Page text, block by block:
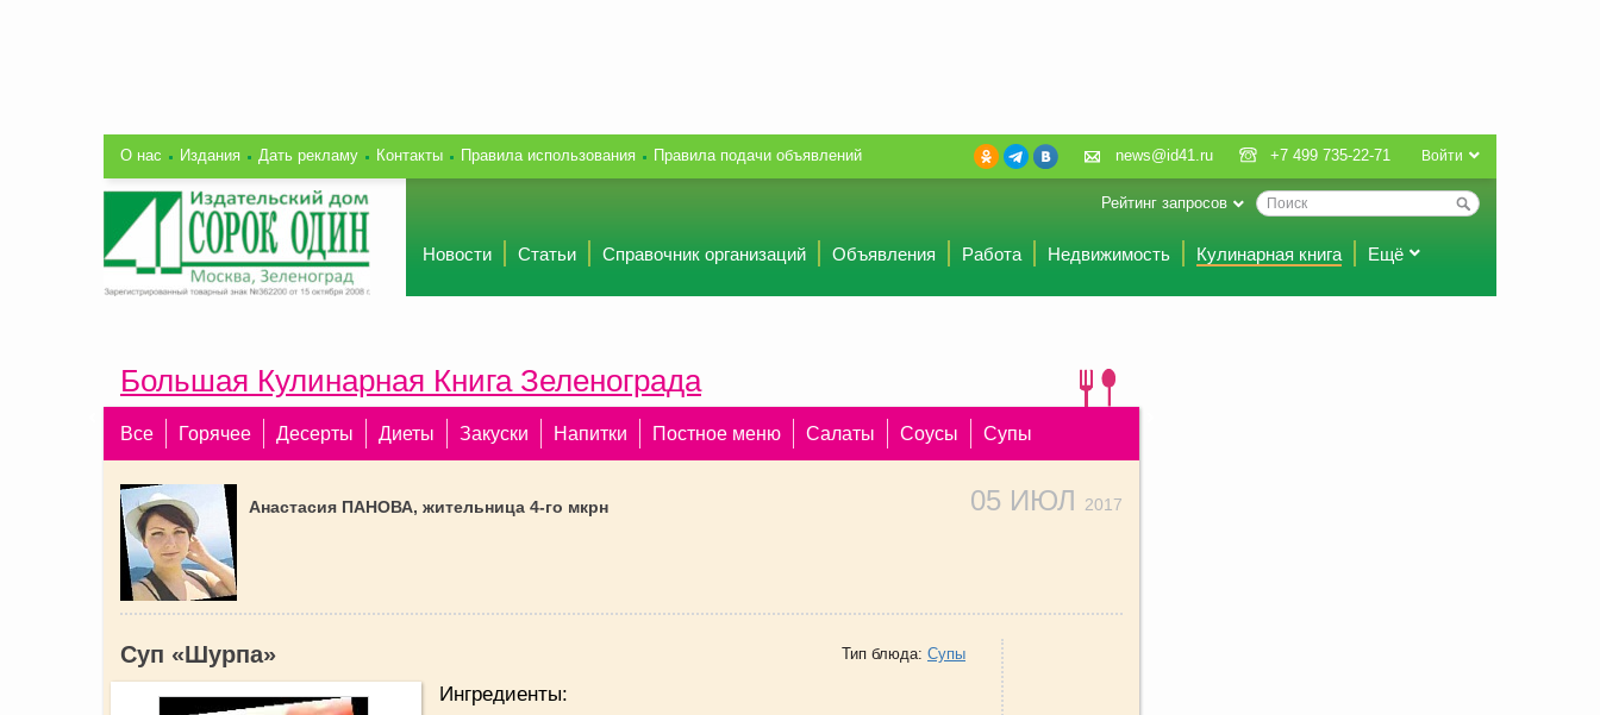
О нас Издания Дать рекламу Контакты Правила использования Правила подачи объявлений Войти
news@id41.ru +7 499 735-22-71
Рейтинг запросов
Новости Статьи Справочник организаций Объявления Работа Недвижимость Кулинарная книга Ещё
Большая Кулинарная Книга Зеленограда
Все Горячее Десерты Диеты Закуски Напитки Постное меню Салаты Соусы Супы
05 ИЮЛ 2017
Анастасия ПАНОВА, жительница 4-го мкрн
Тип блюда: Супы
Суп «Шурпа»
Ингредиенты: